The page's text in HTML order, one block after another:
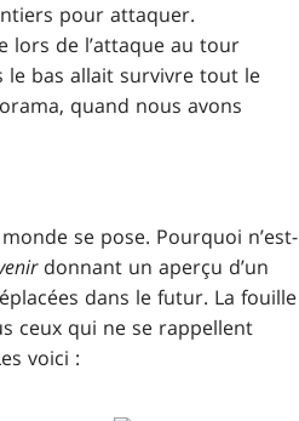
pour attaquer.
lors de l’attaque au tour
le bas allait survivre tout le
quand nous avons
se pose. Pourquoi n’est-
donnant un aperçu d’un
dans le futur. La fouille
ceux qui ne se rappellent
voici :